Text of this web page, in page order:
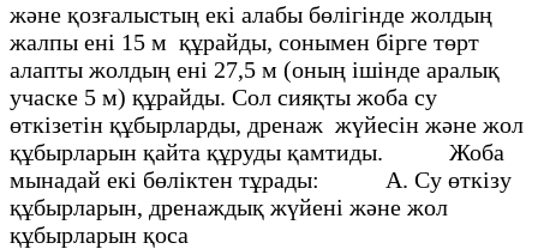
және қозғалыстың екі алабы бөлігінде жолдың
жалпы ені 15 м құрайды, сонымен бірге төрт
алапты жолдың ені 27,5 м (оның ішінде аралық
учаске 5 м) құрайды. Сол сияқты жоба су
өткізетін құбырларды, дренаж жүйесін және жол
құбырларын қайта құруды қамтиды. Жоба
мынадай екі бөліктен тұрады: А. Су өткізу
құбырларын, дренаждық жүйені және жол
құбырларын қоса